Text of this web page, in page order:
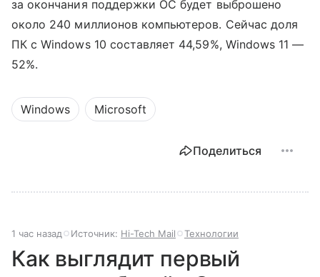
за окончания поддержки ОС будет выброшено
около 240 миллионов компьютеров. Сейчас доля
ПК с Windows 10 составляет 44,59%, Windows 11 —
52%.
Windows Microsoft
Поделиться
1 час назад Источник: Hi-Tech Mail Технологии
Как выглядит первый